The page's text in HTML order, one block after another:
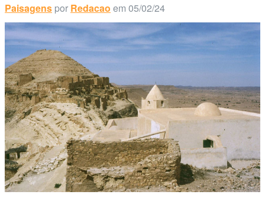
Paisagens por Redacao em 05/02/24